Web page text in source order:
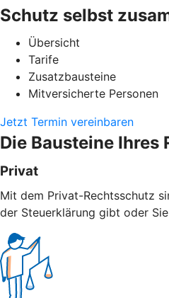
Schutz selbst
Übersicht
Tarife
Zusatzbausteine
Mitversicherte Personen
Jetzt Termin vereinbaren
Die Bausteine Ihres
Privat
Mit dem Privat-Rechtsschutz
der Steuerklärung gibt oder